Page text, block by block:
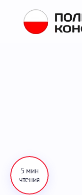
5 мин
чтения